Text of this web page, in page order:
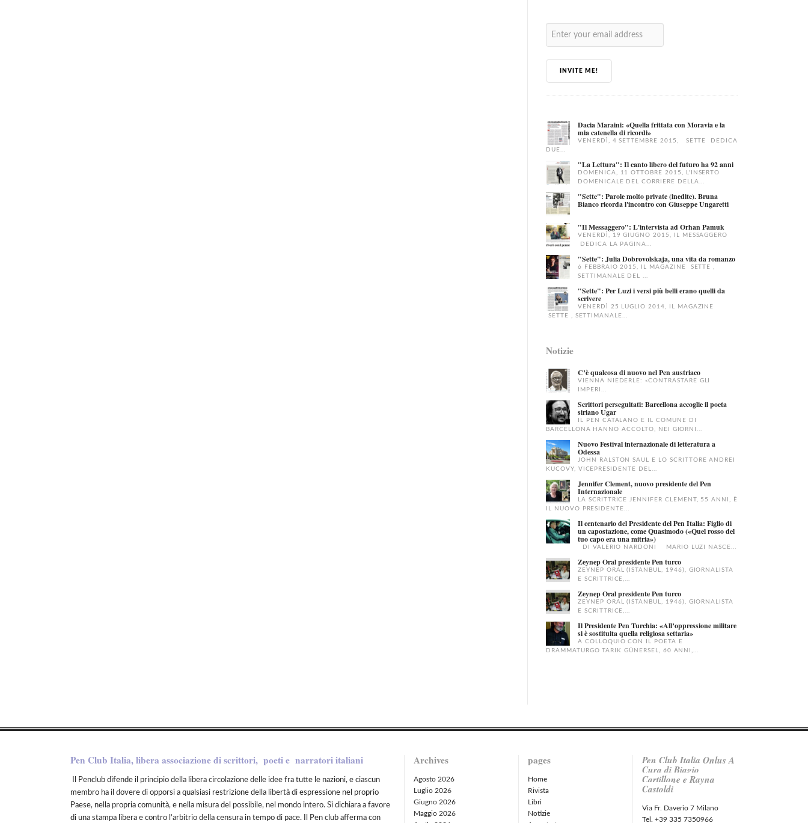
INVITE ME!
Dacia Maraini: «Quella frittata con Moravia e la
mia catenella di ricordi»
VENERDÌ, 4 SETTEMBRE 2015, SETTE DEDICA
DUE...
"La Lettura": Il canto libero del futuro ha 92 anni
DOMENICA, 11 OTTOBRE 2015, L'INSERTO
DOMENICALE DEL CORRIERE DELLA...
"Sette": Parole molto private (inedite). Bruna
Bianco ricorda l'incontro con Giuseppe Ungaretti
"Il Messaggero": L'intervista ad Orhan Pamuk
VENERDÌ, 19 GIUGNO 2015, IL MESSAGGERO
DEDICA LA PAGINA...
"Sette": Julia Dobrovolskaja, una vita da romanzo
6 FEBBRAIO 2015, IL MAGAZINE SETTE ,
SETTIMANALE DEL ...
"Sette": Per Luzi i versi più belli erano quelli da
scrivere
VENERDÌ 25 LUGLIO 2014, IL MAGAZINE
SETTE , SETTIMANALE...
Notizie
C’è qualcosa di nuovo nel Pen austriaco
VIENNA NIEDERLE: «CONTRASTARE GLI
IMPERI...
Scrittori perseguitati: Barcellona accoglie il poeta
siriano Ugar
IL PEN CATALANO E IL COMUNE DI
BARCELLONA HANNO ACCOLTO, NEI GIORNI...
Nuovo Festival internazionale di letteratura a
Odessa
JOHN RALSTON SAUL E LO SCRITTORE ANDREI
KUCOVY, VICEPRESIDENTE DEL...
Jennifer Clement, nuovo presidente del Pen
Internazionale
LA SCRITTRICE JENNIFER CLEMENT, 55 ANNI, È
IL NUOVO PRESIDENTE...
Il centenario del Presidente del Pen Italia: Figlio di
un capostazione, come Quasimodo («Quel rosso del
tuo capo era una mitria»)
DI VALERIO NARDONI MARIO LUZI NASCE...
Zeynep Oral presidente Pen turco
ZEYNEP ORAL (ISTANBUL, 1946), GIORNALISTA
E SCRITTRICE,...
Zeynep Oral presidente Pen turco
ZEYNEP ORAL (ISTANBUL, 1946), GIORNALISTA
E SCRITTRICE,...
Il Presidente Pen Turchia: «All’oppressione militare
si è sostituita quella religiosa settaria»
A COLLOQUIO CON IL POETA E
DRAMMATURGO TARIK GÜNERSEL, 60 ANNI,...
Pen Club Italia, libera associazione di scrittori, poeti e narratori italiani
Il Penclub difende il principio della libera circolazione delle idee fra tutte le nazioni, e ciascun
membro ha il dovere di opporsi a qualsiasi restrizione della libertà di espressione nel proprio
Paese, nella propria comunità, e nella misura del possibile, nel mondo intero. Si dichiara a favore
di una stampa libera e contro l’arbitrio della censura in tempo di pace. Il Pen club afferma con
Archives
Agosto 2026
Luglio 2026
Giugno 2026
Maggio 2026
pages
Home
Rivista
Libri
Notizie
Pen Club Italia Onlus A
Cura di Biagio
Cartillone e Rayna
Castoldi
Via Fr. Daverio 7 Milano
Tel. +39 335 7350966